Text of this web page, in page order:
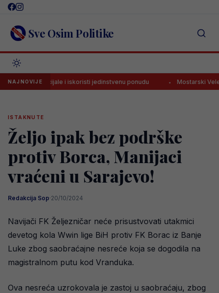
Skip
content Sve Osim Politike
NAJNOVIJE
specijale i iskoristi jedinstvenu ponudu Mostarski Velež
ISTAKNUTE
Željo ipak bez podrške
protiv Borca, Manijaci
vraćeni u Sarajevo!
Redakcija Sop·20/10/2024
Navijači FK Željezničar neće prisustvovati utakmici
devetog kola Wwin lige BiH protiv FK Borac iz Banje
Luke zbog saobraćajne nesreće koja se dogodila na
magistralnom putu kod Vranduka.
Ova nesreća uzrokovala je zastoj u saobraćaju, zbog